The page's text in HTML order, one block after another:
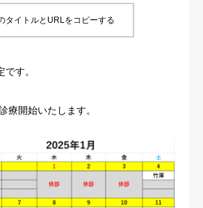
タイトルとURLをコピーする
す。
療開始いたします。